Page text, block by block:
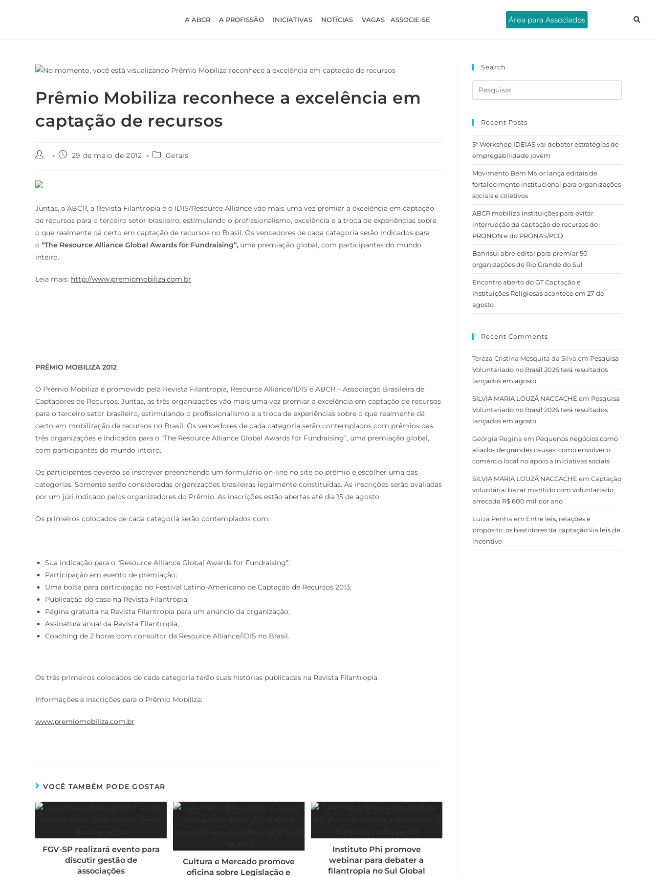
A ABCR A PROFISSÃO INICIATIVAS NOTÍCIAS VAGAS ASSOCIE-SE Área para Associados
Prêmio Mobiliza reconhece a excelência em
captação de recursos
29 de maio de 2012 Gerais
Juntas, a ABCR, a Revista Filantropia e o IDIS/Resource Alliance vão mais uma vez premiar a excelência em captação
de recursos para o terceiro setor brasileiro, estimulando o profissionalismo, excelência e a troca de experiências sobre
o que realmente dá certo em captação de recursos no Brasil. Os vencedores de cada categoria serão indicados para
o “The Resource Alliance Global Awards for Fundraising”, uma premiação global, com participantes do mundo
inteiro.
Leia mais: http://www.premiomobiliza.com.br
PRÊMIO MOBILIZA 2012
O Prêmio Mobiliza é promovido pela Revista Filantropia, Resource Alliance/IDIS e ABCR – Associação Brasileira de
Captadores de Recursos. Juntas, as três organizações vão mais uma vez premiar a excelência em captação de recursos
para o terceiro setor brasileiro, estimulando o profissionalismo e a troca de experiências sobre o que realmente dá
certo em mobilização de recursos no Brasil. Os vencedores de cada categoria serão contemplados com prêmios das
três organizações e indicados para o “The Resource Alliance Global Awards for Fundraising”, uma premiação global,
com participantes do mundo inteiro.
Os participantes deverão se inscrever preenchendo um formulário on-line no site do prêmio e escolher uma das
categorias. Somente serão consideradas organizações brasileiras legalmente constituídas. As inscrições serão avaliadas
por um júri indicado pelos organizadores do Prêmio. As inscrições estão abertas até dia 15 de agosto.
Os primeiros colocados de cada categoria serão contemplados com:
Sua indicação para o “Resource Alliance Global Awards for Fundraising”;
Participação em evento de premiação;
Uma bolsa para participação no Festival Latino-Americano de Captação de Recursos 2013;
Publicação do caso na Revista Filantropia;
Página gratuita na Revista Filantropia para um anúncio da organização;
Assinatura anual da Revista Filantropia;
Coaching de 2 horas com consultor da Resource Alliance/IDIS no Brasil.
Os três primeiros colocados de cada categoria terão suas histórias publicadas na Revista Filantropia.
Informações e inscrições para o Prêmio Mobiliza:
www.premiomobiliza.com.br
VOCÊ TAMBÉM PODE GOSTAR
FGV-SP realizará evento para
discutir gestão de
associações
Cultura e Mercado promove
oficina sobre Legislação e
Instituto Phi promove
webinar para debater a
filantropia no Sul Global
Search
Recent Posts
5º Workshop IDEIAS vai debater estratégias de
empregabilidade jovem
Movimento Bem Maior lança editais de
fortalecimento institucional para organizações
sociais e coletivos
ABCR mobiliza instituições para evitar
interrupção da captação de recursos do
PRONON e do PRONAS/PCD
Banrisul abre edital para premiar 50
organizações do Rio Grande do Sul
Encontro aberto do GT Captação e
Instituições Religiosas acontece em 27 de
agosto
Recent Comments
Tereza Cristina Mesquita da Silva em Pesquisa
Voluntariado no Brasil 2026 terá resultados
lançados em agosto
SILVIA MARIA LOUZÃ NACCACHE em Pesquisa
Voluntariado no Brasil 2026 terá resultados
lançados em agosto
Geórgia Regina em Pequenos negócios como
aliados de grandes causas: como envolver o
comércio local no apoio a iniciativas sociais
SILVIA MARIA LOUZÃ NACCACHE em Captação
voluntária: bazar mantido com voluntariado
arrecada R$ 600 mil por ano
Luiza Penha em Entre leis, relações e
propósito: os bastidores da captação via leis de
incentivo